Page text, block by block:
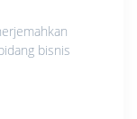
bisnis